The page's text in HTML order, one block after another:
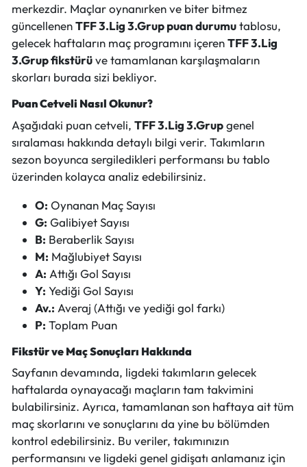
merkezdir. Maçlar oynanırken ve biter bitmez
güncellenenTFF 3.Lig 3.Grup puan durumutablosu,
gelecek haftaların maç programını içerenTFF 3.Lig
3.Grup fikstürüve tamamlanan karşılaşmaların
skorları burada sizi bekliyor.
Puan Cetveli Nasıl Okunur?
Aşağıdaki puan cetveli, TFF 3.Lig 3.Grupgenel
sıralaması hakkında detaylı bilgi verir. Takımların
sezon boyunca sergiledikleri performansı bu tablo
üzerinden kolayca analiz edebilirsiniz.
O: Oynanan Maç Sayısı
G: Galibiyet Sayısı
B: Beraberlik Sayısı
M: Mağlubiyet Sayısı
A: Attığı Gol Sayısı
Y: Yediği Gol Sayısı
Av.: Averaj (Attığı ve yediği gol farkı)
P: Toplam Puan
Fikstür ve Maç Sonuçları Hakkında
Sayfanın devamında, ligdeki takımların gelecek
haftalarda oynayacağı maçların tam takvimini
bulabilirsiniz. Ayrıca, tamamlanan son haftaya ait tüm
maç skorlarını ve sonuçlarını da yine bu bölümden
kontrol edebilirsiniz. Bu veriler, takımınızın
performansını ve ligdeki genel gidişatı anlamanız için